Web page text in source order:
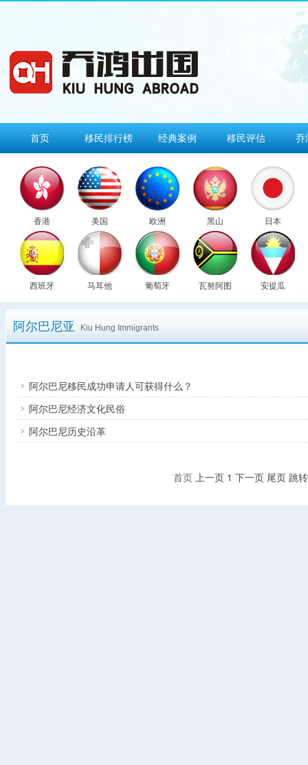
首页 移民排行榜 经典案例 移民评估 乔
香港 美国 欧洲 黑山 日本
西班牙 马耳他 葡萄牙 瓦努阿图 安提瓜
阿尔巴尼亚 Kiu Hung Immigrants
阿尔巴尼移民成功申请人可获得什么？
阿尔巴尼经济文化民俗
阿尔巴尼历史沿革
首页 上一页 1 下一页 尾页跳